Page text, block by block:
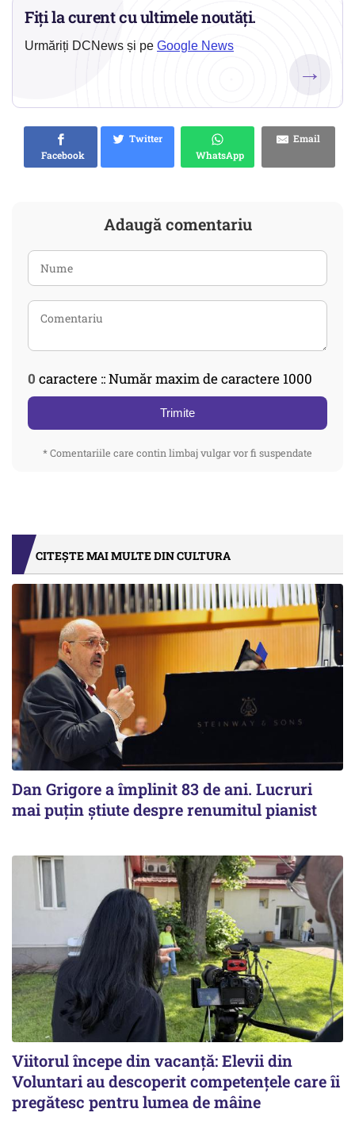
Fiți la curent cu ultimele noutăți.
Urmăriți DCNews și pe Google News
→
Facebook
Twitter
WhatsApp
Email
Adaugă comentariu
0 caractere :: Număr maxim de caractere 1000
Trimite
* Comentariile care contin limbaj vulgar vor fi suspendate
CITEȘTE MAI MULTE DIN CULTURA
Dan Grigore a împlinit 83 de ani. Lucruri
mai puțin știute despre renumitul pianist
Viitorul începe din vacanță: Elevii din
Voluntari au descoperit competențele care îi
pregătesc pentru lumea de mâine